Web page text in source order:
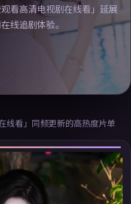
看高清电视剧在线看」延展
线追剧体验。
线看」同频更新的高热度片单